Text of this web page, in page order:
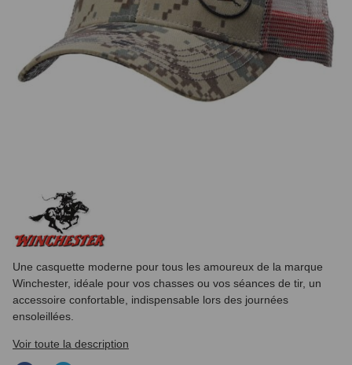
Une casquette moderne pour tous les amoureux de la marque
Winchester, idéale pour vos chasses ou vos séances de tir, un
accessoire confortable, indispensable lors des journées
ensoleillées.
Voir toute la description